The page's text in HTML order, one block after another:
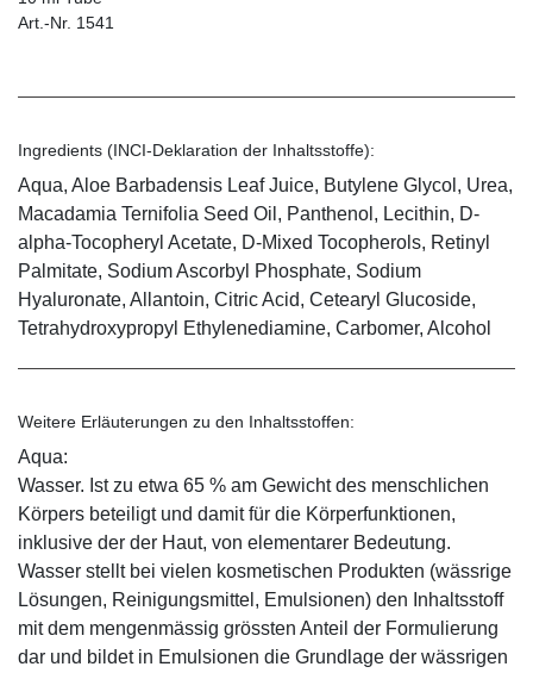
Art.-Nr. 1541
Ingredients (INCI-Deklaration der Inhaltsstoffe):
Aqua, Aloe Barbadensis Leaf Juice, Butylene Glycol, Urea,
Macadamia Ternifolia Seed Oil, Panthenol, Lecithin, D-
alpha-Tocopheryl Acetate, D-Mixed Tocopherols, Retinyl
Palmitate, Sodium Ascorbyl Phosphate, Sodium
Hyaluronate, Allantoin, Citric Acid, Cetearyl Glucoside,
Tetrahydroxypropyl Ethylenediamine, Carbomer, Alcohol
Weitere Erläuterungen zu den Inhaltsstoffen:
Aqua:
Wasser. Ist zu etwa 65 % am Gewicht des menschlichen
Körpers beteiligt und damit für die Körperfunktionen,
inklusive der der Haut, von elementarer Bedeutung.
Wasser stellt bei vielen kosmetischen Produkten (wässrige
Lösungen, Reinigungsmittel, Emulsionen) den Inhaltsstoff
mit dem mengenmässig grössten Anteil der Formulierung
dar und bildet in Emulsionen die Grundlage der wässrigen